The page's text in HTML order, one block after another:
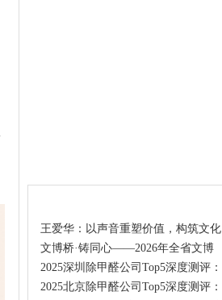
王爱华：以声音重塑价值，构筑文化
文博桥·铸同心——2026年全省文博
2025深圳除甲醛公司Top5深度测评：
2025北京除甲醛公司Top5深度测评：